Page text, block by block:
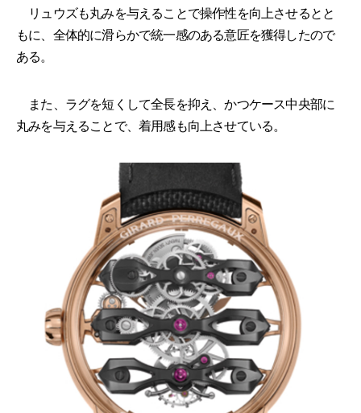
リュウズも丸みを与えることで操作性を向上させるとと
もに、全体的に滑らかで統一感のある意匠を獲得したので
ある。
また、ラグを短くして全長を抑え、かつケース中央部に
丸みを与えることで、着用感も向上させている。